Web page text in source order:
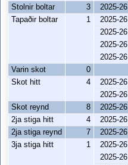
Stolnir boltar
3 2025-26
Tapaðir boltar
1 2025-26
2025-26
2025-26
2025-26
Varin skot
0
Skot hitt
4 2025-26
2025-26
Skot reynd
8 2025-26
2ja stiga hitt
4 2025-26
2ja stiga reynd
7 2025-26
3ja stiga hitt
1 2025-26
2025-26